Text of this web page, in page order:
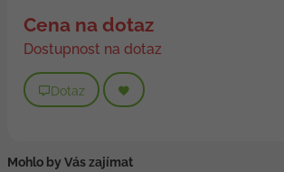
Cena na dotaz
Dostupnost na dotaz
Dotaz
Mohlo by Vás zajímat